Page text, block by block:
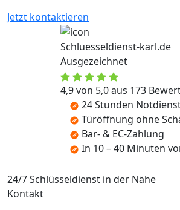
Jetzt kontaktieren
Schluesseldienst-karl.de
Ausgezeichnet
4,9 von 5,0 aus 173
24 Stunden
Türöffnung ohne
Bar- & EC-Zahlung
In 10 – 40 Minuten
24/7 Schlüsseldienst in der Nähe
Kontakt